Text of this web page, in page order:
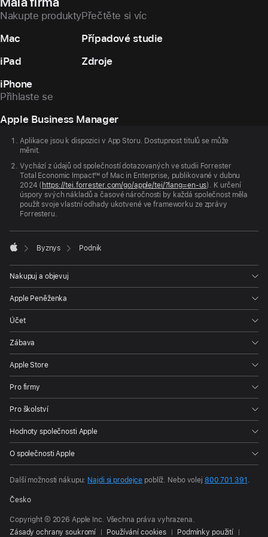
Nakupte produkty
Mac
iPad
iPhone
Přečtěte si víc
Případové studie
Zdroje
Přihlaste se
Apple Business Manager
AppleAplikace jsou k dispozici v App Storu. Dostupnost titulů se může
měnit.
Vychází z údajů od společností dotazovaných ve studii Forrester
Total Economic Impact™ of Mac in Enterprise, publikované v dubnu
2024 ( https://tei.forrester.com/go/apple/tei/?lang=en-us). K určení
úspory svých nákladů a časové náročnosti by každá společnost měla
použít svoje vlastní odhady ukotvené ve frameworku ze zprávy
Forresteru.

Byznys Podnik
Nakupuj a objevuj
Apple Peněženka
Účet
Zábava
Apple Store
Pro firmy
Pro školství
Hodnoty společnosti Apple
O společnosti Apple
Další možnosti nákupu: Najdi si prodejce poblíž. Nebo volej 800 701 391 .
Česko
Copyright © 2026 Apple Inc. Všechna práva vyhrazena.
Zásady ochrany soukromí
Používání cookies Podmínky použití